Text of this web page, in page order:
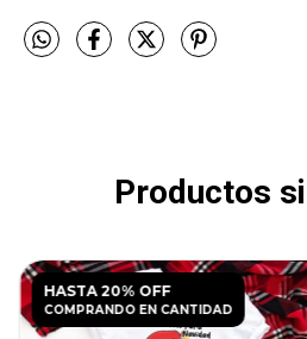
Productos
HASTA 20% OFF
COMPRANDO EN CANTIDAD